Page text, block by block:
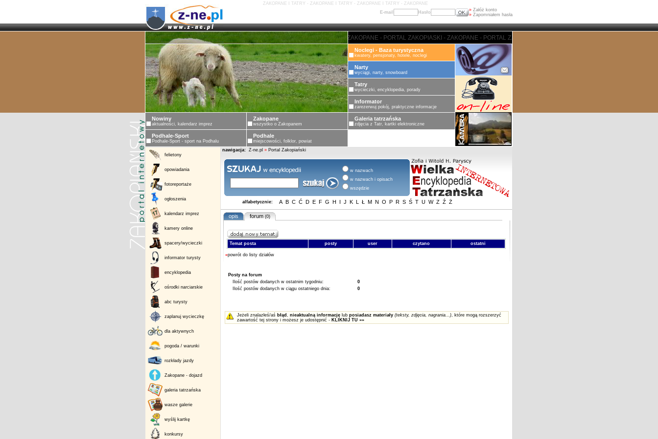
ZAKOPANE I TATRY - ZAKOPANE I TATRY - ZAKOPANE I TATRY - ZAKOPANE
E-mail
Hasło » Załóż konto
» Zapomniałem hasła
ZAKOPANE - PORTAL ZAKOPIASKI - ZAKOPANE - PORTAL ZAKOPIASKI - ZAKOPANE - PORTAL ZAKOPIASKI -
Noclegi - Baza turystyczna
kwatery, pensjonaty, hotele, noclegi
Narty
wyciągi, narty, snowboard
Tatry
wycieczki, encyklopedia, porady
Informator
zarezerwuj pokój, praktyczne informacje
Nowiny
aktualności, kalendarz imprez
Zakopane
wszystko o Zakopanem
Galeria tatrzańska
zdjęcia z Tatr, kartki elektroniczne
Podhale-Sport
Podhale-Sport - sport na Podhalu
Podhale
miejscowości, folklor, powiat
felietony
opowiadania
fotoreportaże
ogłoszenia
kalendarz imprez
kamery online
spacery/wycieczki
informator turysty
encyklopedia
ośrodki narciarskie
abc turysty
zaplanuj wycieczkę
dla aktywnych
pogoda / warunki
rozkłady jazdy
Zakopane - dojazd
galeria tatrzańska
wasze galerie
wyślij kartkę
konkursy
nawigacja: Z-ne.pl » Portal Zakopiański
w nazwach
w nazwach i opisach
wszędzie
alfabetycznie: A B C Ć D E F G H I J K L Ł M N O P R S Ś T U W Z Ź Ż
opis forum (0)
Temat posta posty user czytano ostatni
«powrót do listy działów
Posty na forum
Ilość postów dodanych w ostatnim tygodniu:
0
Ilość postów dodanych w ciągu ostatniego dnia:
0
Jeżeli znalazłeś/aś błąd , nieaktualną informacjęlub posiadasz materiały (teksty, zdjęcia, nagrania...), które mogą rozszerzyć
zawartość tej strony i możesz je udostępnić - KLIKNIJ TU »»